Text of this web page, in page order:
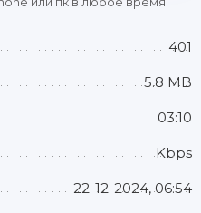
401
5.8 MB
03:10
Kbps
22-12-2024, 06:54